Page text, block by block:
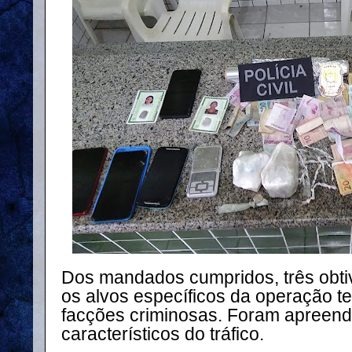
Dos mandados cumpridos, três
os alvos específicos da operação
facções criminosas. Foram
característicos do tráfico.